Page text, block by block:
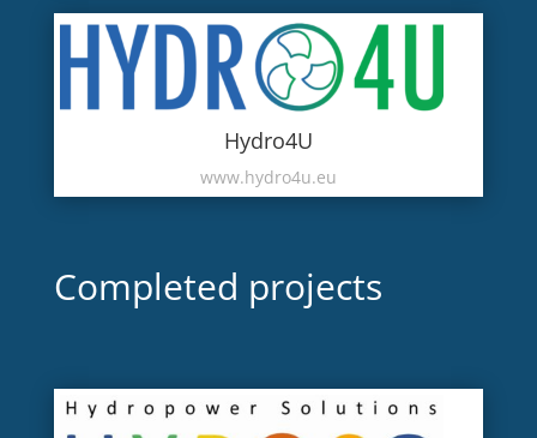
Hydro4U
www.hydro4u.eu
Completed projects